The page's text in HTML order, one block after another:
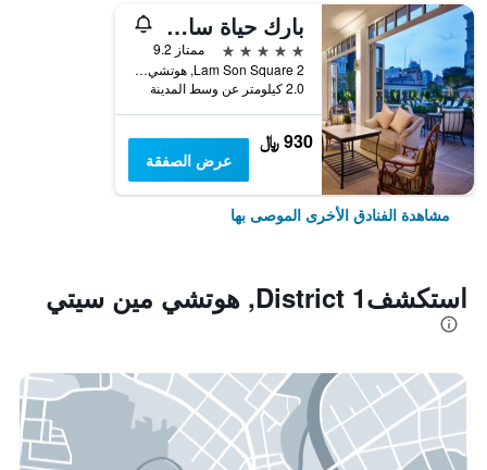
بارك حياة سايجون
5 نجوم
ممتاز 9.2
2 Lam Son Square, هوتشي مين سيتي, فيتنام
2.0 كيلومتر عن وسط المدينة
930 ﷼
عرض الصفقة
مشاهدة الفنادق الأخرى الموصى بها
استكشفDistrict 1, هوتشي مين سيتي